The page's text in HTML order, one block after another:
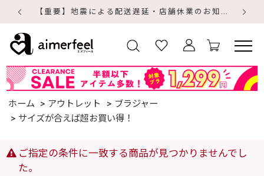
【重要】地震による配送遅延・店舗休業のお知らせ
ホーム アウトレット
ブラジャー
サイズが合えば超お買い得！
ご指定の条件に一致する商品が見つかりませんでし
た。